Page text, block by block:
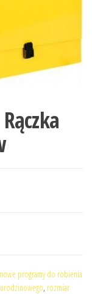
programy do robienia
, rozmiar